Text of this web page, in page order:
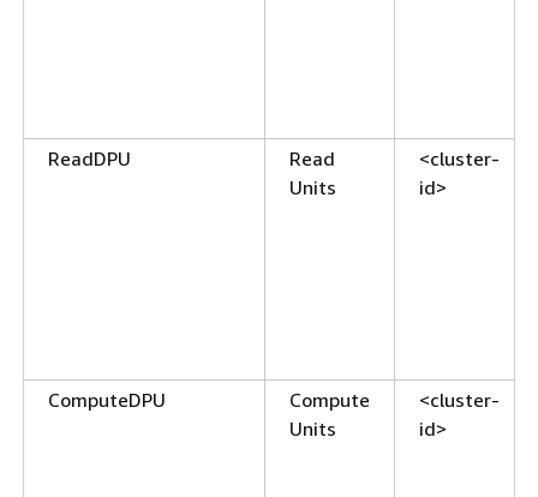
ReadDPU
Read
Units
<cluster-
id>
ComputeDPU
Compute
Units
<cluster-
id>